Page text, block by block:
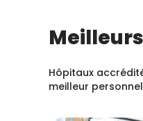
Hôpitaux
meilleur